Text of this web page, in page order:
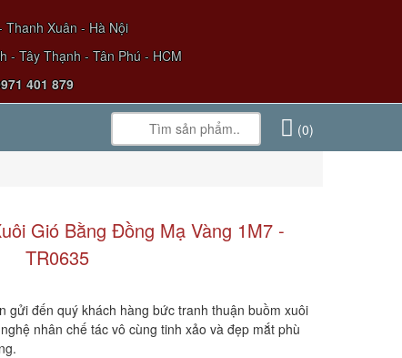
Thanh Xuân - Hà Nội
- Tây Thạnh - Tân Phú - HCM
401 879
(0)
Gió Bằng Đồng Mạ Vàng 1M7 -
TR0635
gửi đến quý khách hàng bức tranh thuận buồm xuôi
nhân chế tác vô cùng tinh xảo và đẹp mắt phù